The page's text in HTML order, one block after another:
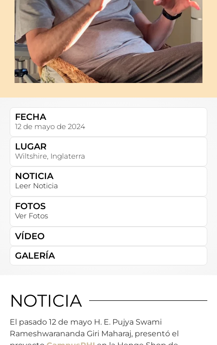
FECHA
12 de mayo de 2024
LUGAR
Wiltshire, Inglaterra
NOTICIA
Leer Noticia
FOTOS
Ver Fotos
VÍDEO
GALERÍA
NOTICIA
El pasado 12 de mayo H. E. Pujya Swami
Rameshwarananda Giri Maharaj, presentó el